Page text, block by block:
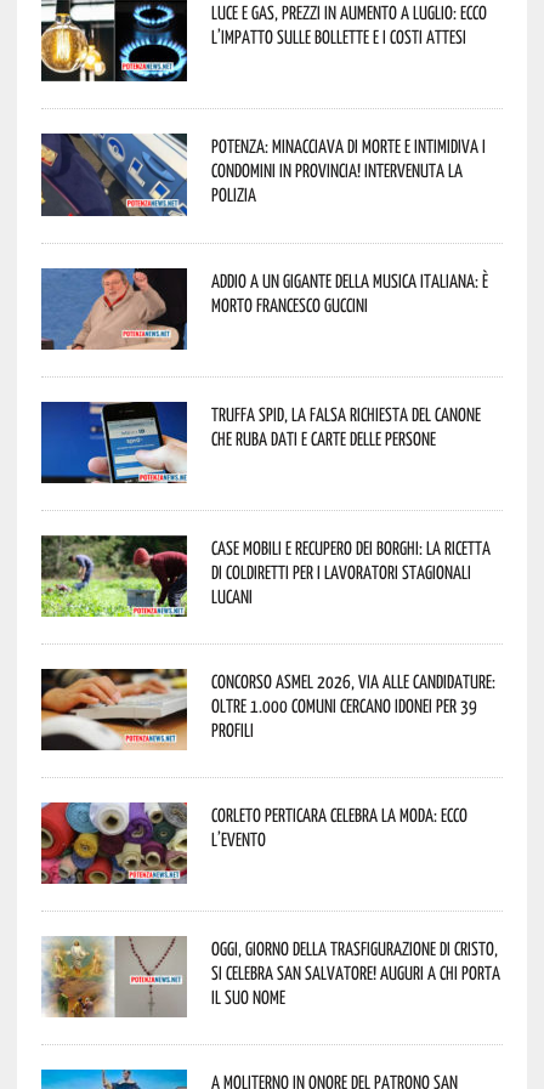
Luce e gas, prezzi in aumento a luglio: ecco
l’impatto sulle bollette e i costi attesi
Potenza: minacciava di morte e intimidiva i
condomini in provincia! Intervenuta la
Polizia
Addio a un gigante della musica italiana: è
morto Francesco Guccini
Truffa Spid, la falsa richiesta del canone
che ruba dati e carte delle persone
Case mobili e recupero dei borghi: la ricetta
di Coldiretti per i lavoratori stagionali
lucani
Concorso Asmel 2026, via alle candidature:
oltre 1.000 Comuni cercano idonei per 39
profili
Corleto Perticara celebra la moda: ecco
l’evento
Oggi, giorno della Trasfigurazione di Cristo,
si celebra San Salvatore! Auguri a chi porta
il suo nome
A Moliterno in onore del Patrono San